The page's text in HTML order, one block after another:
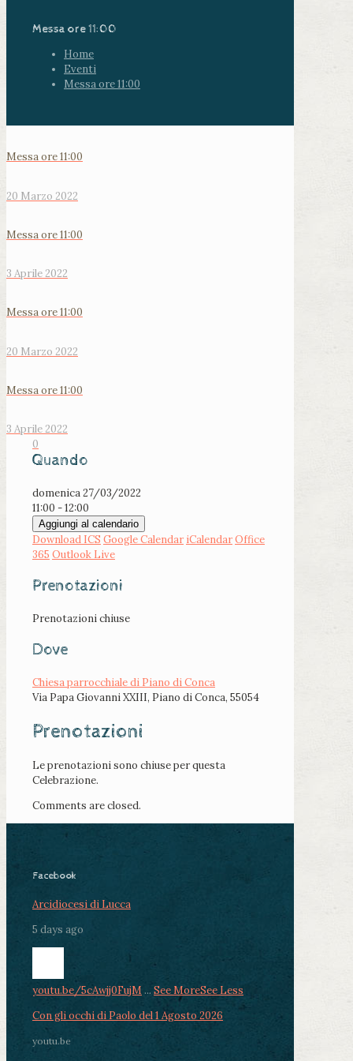
Messa ore 11:00
Home
Eventi
Messa ore 11:00
Messa ore 11:00
20 Marzo 2022
Messa ore 11:00
3 Aprile 2022
Messa ore 11:00
20 Marzo 2022
Messa ore 11:00
3 Aprile 2022
0
Quando
domenica 27/03/2022
11:00 - 12:00
Aggiungi al calendario
Download ICS Google Calendar iCalendarOffice
365 Outlook Live
Prenotazioni
Prenotazioni chiuse
Dove
Chiesa parrocchiale di Piano di Conca
Via Papa Giovanni XXIII, Piano di Conca, 55054
Prenotazioni
Le prenotazioni sono chiuse per questa
Celebrazione.
Comments are closed.
Facebook
Arcidiocesi di Lucca
5 days ago
youtu.be/5cAwjj0FujM ... See MoreSee Less
Con gli occhi di Paolo del 1 Agosto 2026
youtu.be